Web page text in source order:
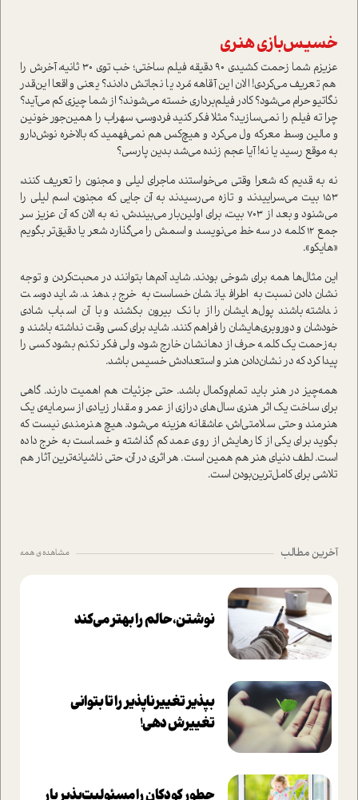
خسیس‌بازی هنری
عزیزم شما زحمت کشیدی 90 دقیقه فیلم ساختی؛ خب توی 30 ثانیه، آخرش را
هم تعریف می‌کردی! الان این آقاهه مُرد یا نجاتش دادند؟ یعنی واقعا این‌قدر
نگاتیو حرام می‌شود؟ کادر فیلم‌برداری خسته می‌شوند؟ از شما چیزی کم می‌آید؟
چرا ته فیلم را نمی‌سازید؟ مثلا فکر کنید فردوسی، سهراب را همین‌جور خونین
و مالین وسط معرکه ول می‌کرد و هیچ‌کس هم نمی‌فهمید که بالاخره نوش‌دارو
به موقع رسید یا نه! آیا عجم زنده می‌شد بدین پارسی؟
نه به قدیم که شعرا وقتی می‌خواستند ماجرای لیلی و مجنون را تعریف کنند،
153 بیت می‌سراییدند و تازه می‌رسیدند به آن جایی که مجنون، اسم لیلی را
می‌شنود و بعد از 703 بیت، برای اولین‌بار می‌بیندش، نه به الان که آن عزیز سر
جمع 12 کلمه در سه خط می‌نویسد و اسمش را می‌گذارد شعر یا دقیق‌تر بگویم
«هایکو».
این مثال‌ها همه برای شوخی بودند. شاید آدم‌ها بتوانند در محبت‌کردن و توجه
نشان‌دادن نسبت به اطرافیانشان خساست به خرج بدهند. شاید دوست
نداشته باشند پول‌هایشان را از بانک بیرون بکشند و با آن اسباب شادی
خودشان و دوروبری‌هایشان را فراهم کنند. شاید برای کسی وقت نداشته باشند و
به‌زحمت یک کلمه حرف از دهانشان خارج شود، ولی فکر نکنم بشود کسی را
پیدا کرد که در نشان‌دادن هنر و استعدادش خسیس باشد.
همه‌چیز در هنر باید تمام‌وکمال باشد. حتی جزئیات هم اهمیت دارند. گاهی
برای ساخت یک اثر هنری سال‌های درازی از عمر و مقدار زیادی از سرمایه‌ی یک
هنرمند و حتی سلامتی‌اش، عاشقانه هزینه می‌شود. هیچ هنرمندی نیست که
بگوید برای یکی از کارهایش از‌ روی ‌عمد کم گذاشته و خساست به خرج داده
است. لطف دنیای هنر هم همین است. هر اثری در آن، حتی ناشیانه‌ترین آثار هم
تلاشی برای کامل‌ترین‌بودن است.
آخرین مطالب مشاهده ی همه
نوشتن، حالم را بهتر می‌کند
بپذير تغييرناپذير را تا بتواني
تغييرش دهي!‏